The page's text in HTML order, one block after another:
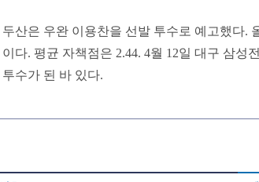
두산은 우완 이용찬을 선발 투수로 예고했다.
이다. 평균 자책점은 2.44. 4월 12일 대구 삼성
투수가 된 바 있다.